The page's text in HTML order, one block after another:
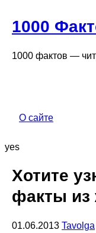
1000
1000 фактов —
О сайте
yes
Хотите
факты из
01.06.2013 Tavolga